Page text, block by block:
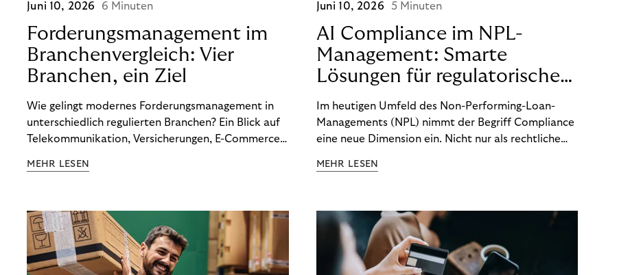
Juni 10, 2026 6 Minuten
Forderungsmanagement im
Branchenvergleich: Vier
Branchen, ein Ziel
Wie gelingt modernes Forderungsmanagement in
unterschiedlich regulierten Branchen? Ein Blick auf
Telekommunikation, Versicherungen, E-Commerce
wirksam reduzieren will, braucht keine
MEHR LESEN
Juni 10, 2026 5 Minuten
AI Compliance im NPL-
Management: Smarte
Lösungen für regulatorische
Sicherheit
Im heutigen Umfeld des Non-Performing-Loan-
Managements (NPL) nimmt der Begriff Compliance
eine neue Dimension ein. Nicht nur als rechtliche
Wettbewerbsvorteil. In einem Umfeld steigender
(DSGVO) – geraten viele Unternehmen an die
Grenzen traditioneller Compliance-Mechanismen.
MEHR LESEN